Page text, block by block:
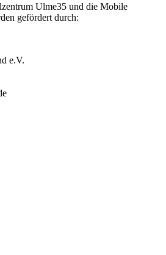
Ulme35 und die Mobile
gefördert durch:
e.V.